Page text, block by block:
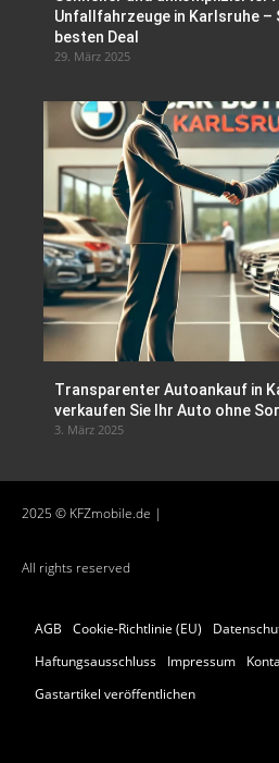
Unfallfahrzeuge in Karlsruhe –
besten Deal
29. März 2025
Transparenter Autoankauf in
verkaufen Sie Ihr Auto ohne
3. März 2025
2025 © KFZmobile.de |
All rights reserved
AGB Cookie-Richtlinie (EU)
Haftungsausschluss
Impressum
Gastartikel veröffentlichen